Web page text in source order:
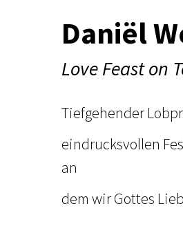
Daniël
Love Feast on
Tiefgehender
eindrucksvollen
an
dem wir Gottes